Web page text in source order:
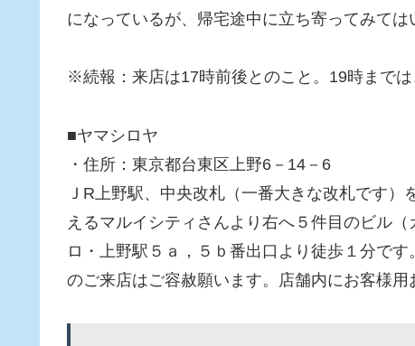
になっているが、帰宅途中に立ち寄ってみては
※続報：来店は17時前後とのこと。19時までは
■ヤマシロヤ
・住所：東京都台東区上野6－14－6
ＪR上野駅、中央改札（一番大きな改札です
えるマルイシティさんより右へ５件目のビル
ロ・上野駅５ａ，５ｂ番出口より徒歩１分で
のご来店はご容赦願います。店舗内にお客様用